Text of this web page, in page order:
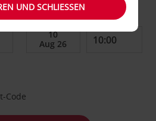
Code
UND SCHLIESSEN